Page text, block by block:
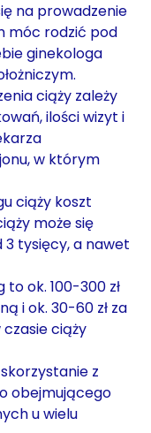
na prowadzenie
móc rodzić pod
ginekologa
ciąży zależy
ilości wizyt i
w którym
ciąży koszt
może się
3 tysięcy, a nawet
to ok. 100-300 zł
i ok. 30-60 zł za
ciąży
z
obejmującego
u wielu